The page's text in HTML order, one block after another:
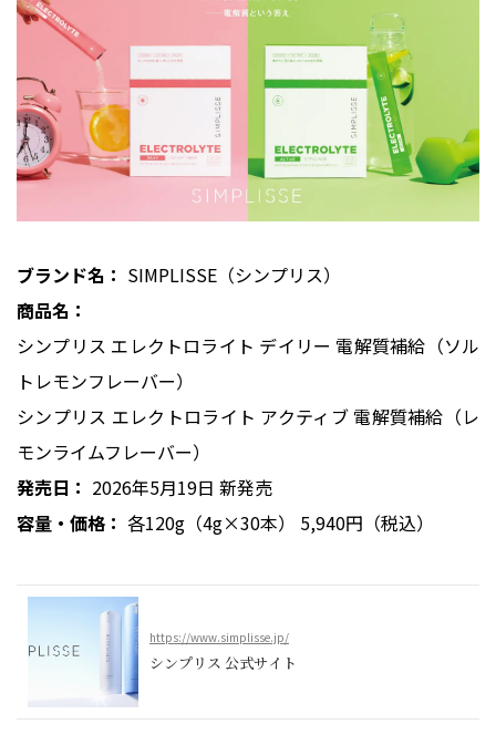
ブランド名： SIMPLISSE（シンプリス）
商品名：
シンプリス エレクトロライト デイリー 電解質補給（ソル
トレモンフレーバー）
シンプリス エレクトロライト アクティブ 電解質補給（レ
モンライムフレーバー）
発売日： 2026年5月19日 新発売
容量・価格： 各120g（4g×30本） 5,940円（税込）
https://www.simplisse.jp/
シンプリス 公式サイト